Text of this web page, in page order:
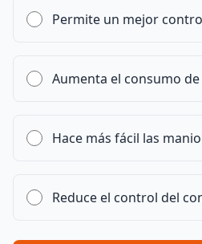
Permite un mejor
Aumenta el consumo
Hace más fácil las
Reduce el control del